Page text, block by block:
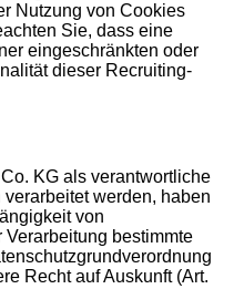
Nutzung von Cookies
Sie, dass eine
eingeschränkten oder
dieser Recruiting-
KG als verantwortliche
werden, haben
von
bestimmte
Recht auf Auskunft (Art.